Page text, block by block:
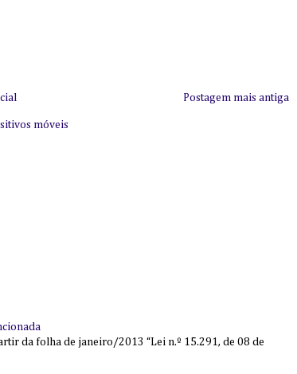
Postagem mais antiga
móveis
da folha de janeiro/2013 “Lei n.º 15.291, de 08 de